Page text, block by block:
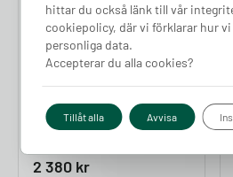
Laddkabel 5-20m (11kW)
Finns i lager
2 380 kr
hittar du också länk till vår
cookiepolicy, där vi förklarar hur
personliga data.
Accepterar du alla cookies?
Tillåt alla Avvisa